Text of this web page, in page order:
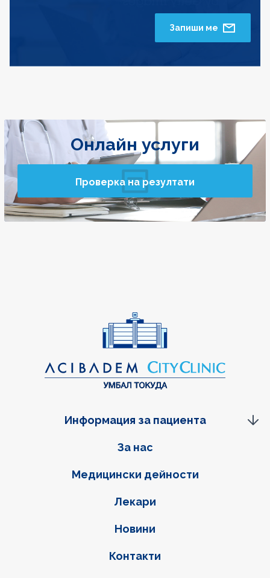
Запиши ме
Онлайн услуги
Проверка на резултати
Фуутер навигация
За нас
Медицински дейности
Лекари
Новини
Контакти
Информация за пациента